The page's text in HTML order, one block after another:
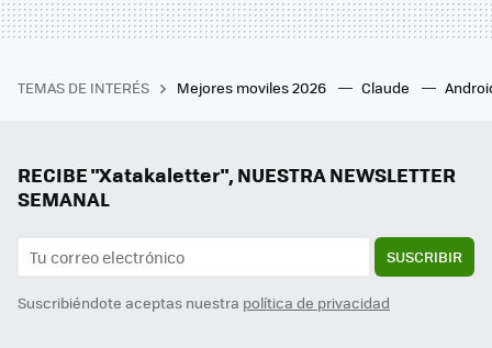
TEMAS DE INTERÉS Mejores moviles 2026 Claude
RECIBE "Xatakaletter", NUESTRA NEWSLETTER
SEMANAL
SUSCRIBIR
Suscribiéndote aceptas nuestra política de privacidad